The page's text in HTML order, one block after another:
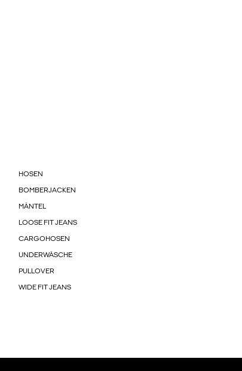
HOSEN
BOMBERJACKEN
MÄNTEL
LOOSE FIT JEANS
CARGOHOSEN
UNDERWÄSCHE
PULLOVER
WIDE FIT JEANS